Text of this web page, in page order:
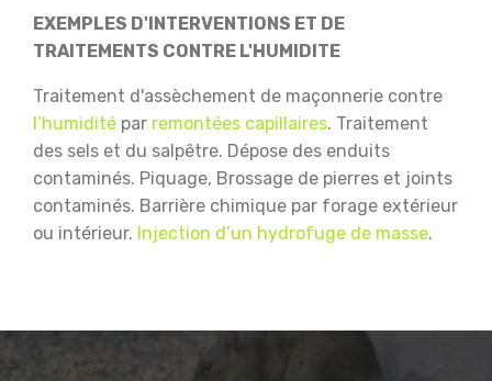
EXEMPLES D'INTERVENTIONS ET DE
TRAITEMENTS CONTRE L'HUMIDITE
Traitement d'assèchement de maçonnerie contre
l’humidité par remontées capillaires. Traitement
des sels et du salpêtre. Dépose des enduits
contaminés. Piquage, Brossage de pierres et joints
contaminés. Barrière chimique par forage extérieur
ou intérieur. Injection d’un hydrofuge de masse.